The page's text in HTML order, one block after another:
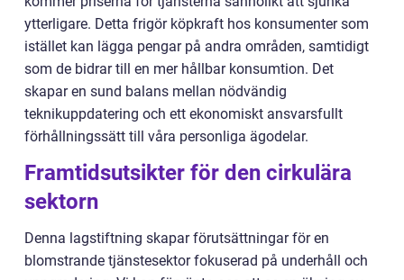
ytterligare. Detta frigör köpkraft hos konsumenter som
istället kan lägga pengar på andra områden, samtidigt
som de bidrar till en mer hållbar konsumtion. Det
skapar en sund balans mellan nödvändig
teknikuppdatering och ett ekonomiskt ansvarsfullt
förhållningssätt till våra personliga ägodelar.
Framtidsutsikter för den cirkulära
sektorn
Denna lagstiftning skapar förutsättningar för en
blomstrande tjänstesektor fokuserad på underhåll och